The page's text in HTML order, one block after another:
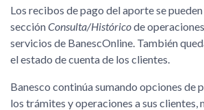
Los recibos de pago del aporte se
secciónConsulta/Históricode
servicios de BanescOnline. También
el estado de cuenta de los clientes.
Banesco continúa sumando opciones de
los trámites y operaciones a sus clientes,